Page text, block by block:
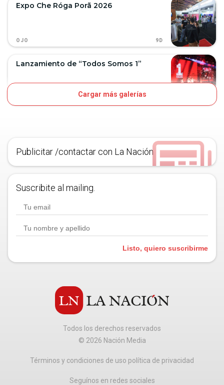
Expo Che Róga Porã 2026
OJO 9D
Lanzamiento de “Todos Somos 1”
Cargar más galerías
Publicitar /contactar con La Nación
Suscribite al mailing.
Listo, quiero suscribirme
Todos los derechos reservados
© 2026 Nación Media
Términos y condiciones de uso política de privacidad
Seguínos en redes sociales